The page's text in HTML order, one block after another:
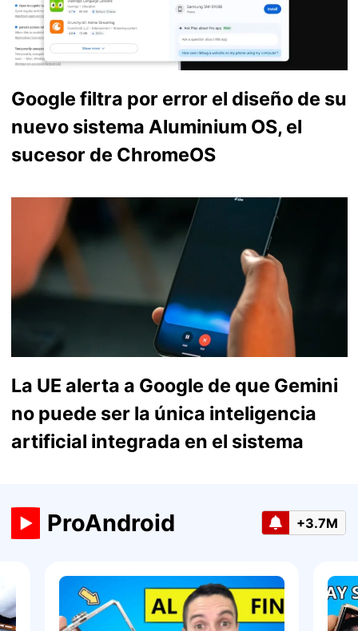
Google filtra por error el diseño de su
nuevo sistema Aluminium OS, el
sucesor de ChromeOS
La UE alerta a Google de que Gemini
no puede ser la única inteligencia
artificial integrada en el sistema
ProAndroid +3.7M